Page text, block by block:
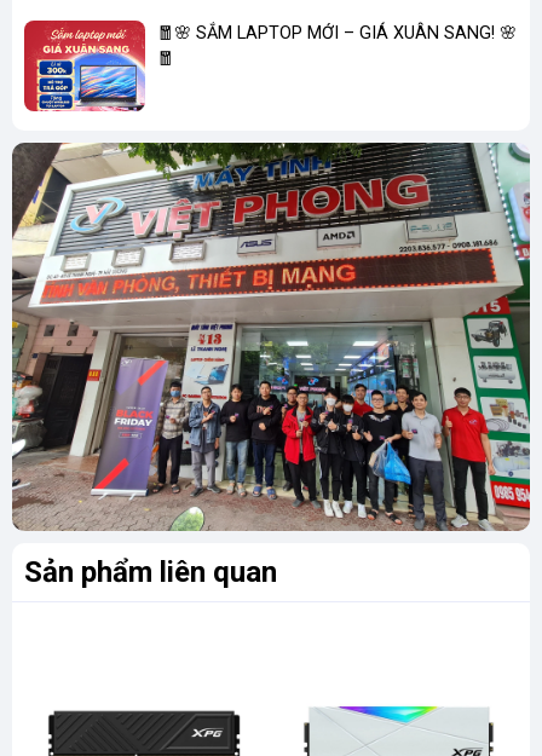
🧧🌸 SẮM LAPTOP MỚI – GIÁ XUÂN SANG! 🌸
🧧
Sản phẩm liên quan